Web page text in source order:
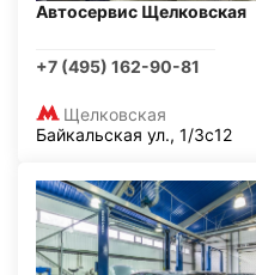
Автосервис Щелковская
+7 (495) 162-90-81
Щелковская
Байкальская ул., 1/3с12